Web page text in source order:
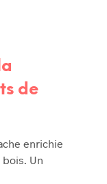
de
enrichie
Un